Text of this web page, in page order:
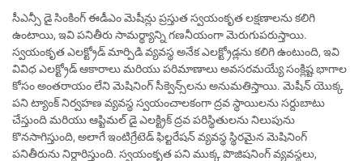
సీఎన్సీ డై సింకింగ్ ఈడీఎం మెషీన్లు ప్రస్తుత స్వయంకృత లక్షణాలను కలిగి
ఉంటాయి, ఇవి పనితీరు సామర్థ్యాన్ని గణనీయంగా మెరుగుపరుస్తాయి.
స్వయంకృత ఎలక్ట్రోడ్ మార్పిడి వ్యవస్థ అనేక ఎలక్ట్రోడ్లను కలిగి ఉంటుంది, ఇవి
వివిధ ఎలక్ట్రోడ్ ఆకారాలు మరియు పరిమాణాలు అవసరమయ్యే సంక్లిష్ట భాగాల
కోసం అంతరాయం లేని మెషినింగ్ సీక్వెన్స్‌లను అనుమతిస్తాయి. మెషీన్ యొక్క
పని ట్యాంక్ నిర్వహణ వ్యవస్థ స్వయంచాలకంగా ద్రవ స్థాయిలను సర్దుబాటు
చేస్తుంది మరియు ఆప్టిమల్ డై ఎలక్ట్రిక్ ద్రవ పరిస్థితులను నిలుపును
కొనసాగిస్తుంది, అలాగే ఇంటిగ్రేటెడ్ ఫిల్టరేషన్ వ్యవస్థ స్థిరమైన మెషినింగ్
పనితీరును నిర్ధారిస్తుంది. స్వయంకృత పని ముక్క పొజిషనింగ్ వ్యవస్థలు,